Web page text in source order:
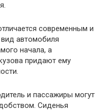
современным и
автомобиля
начала, а
придают ему
и пассажиры могут
Сиденья